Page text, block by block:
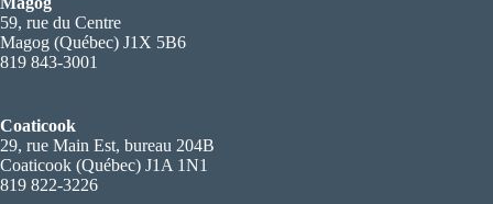
59, rue du Centre
Magog (Québec) J1X 5B6
819 843-3001
Coaticook
29, rue Main Est, bureau 204B
Coaticook (Québec) J1A 1N1
819 822-3226